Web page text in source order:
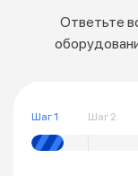
Ответьте
Шаг 1 Шаг 2